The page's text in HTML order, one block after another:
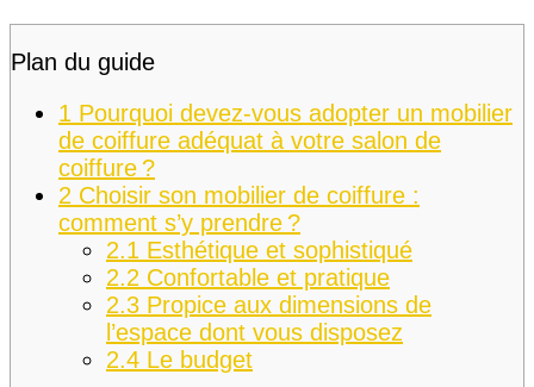
Plan du guide
1 Pourquoi devez-vous adopter un mobilier
de coiffure adéquat à votre salon de
coiffure ?
2 Choisir son mobilier de coiffure :
comment s’y prendre ?
2.1 Esthétique et sophistiqué
2.2 Confortable et pratique
2.3 Propice aux dimensions de
l’espace dont vous disposez
2.4 Le budget